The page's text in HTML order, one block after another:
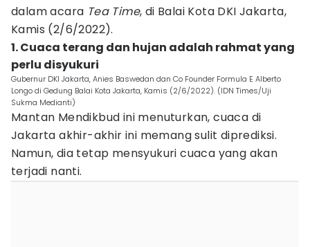
dalam acara Tea Time, di Balai Kota DKI Jakarta,
Kamis (2/6/2022).
1. Cuaca terang dan hujan adalah rahmat yang
perlu disyukuri
Gubernur DKI Jakarta, Anies Baswedan dan Co Founder Formula E Alberto
Longo di Gedung Balai Kota Jakarta, Kamis (2/6/2022). (IDN Times/Uji
Sukma Medianti)
Mantan Mendikbud ini menuturkan, cuaca di
Jakarta akhir-akhir ini memang sulit diprediksi.
Namun, dia tetap mensyukuri cuaca yang akan
terjadi nanti.